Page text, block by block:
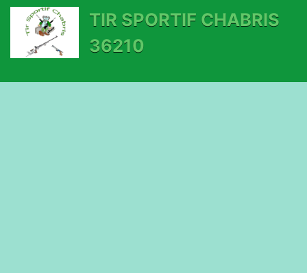
TIR SPORTIF CHABRIS
36210